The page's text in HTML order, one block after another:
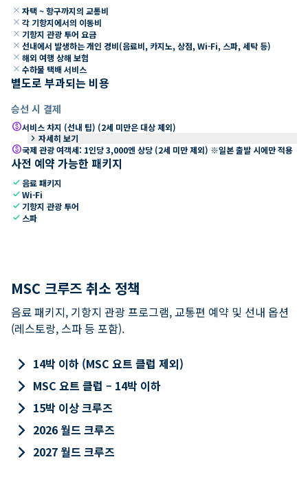
close 자택 ~ 항구까지의 교통비
close 각 기항지에서의 이동비
close 기항지 관광 투어 요금
close 선내에서 발생하는 개인 경비(음료비, 카지노, 상점, Wi-Fi, 스파, 세탁 등)
close 해외 여행 상해 보험
close 수하물 택배 서비스
별도로 부과되는 비용
승선 시 결제
paid서비스 차지 (선내 팁) (2세 미만은 대상 제외)
keyboard_arrow_right 자세히 보기
paid국제 관광 여객세: 1인당 3,000엔 상당 (2세 미만 제외) ※일본 출발 시에만 적용
사전 예약 가능한 패키지
check 음료 패키지
checkWi-Fi
check 기항지 관광 투어
check 스파
MSC 크루즈 취소 정책
음료 패키지, 기항지 관광 프로그램, 교통편 예약 및 선내 옵션
(레스토랑, 스파 등 포함).
keyboard_arrow_right 14박 이하 (MSC 요트 클럽 제외)
keyboard_arrow_right MSC 요트 클럽 – 14박 이하
keyboard_arrow_right 15박 이상 크루즈
keyboard_arrow_right 2026 월드 크루즈
keyboard_arrow_right 2027 월드 크루즈